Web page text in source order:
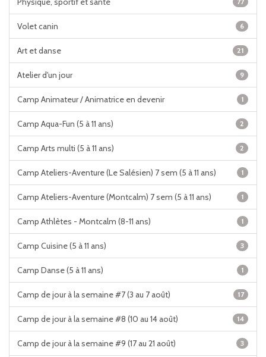
Volet canin 6
Art et danse 21
Atelier d'un jour 9
Camp Animateur / Animatrice en devenir 1
Camp Aqua-Fun (5 à 11 ans) 2
Camp Arts multi (5 à 11 ans) 2
Camp Ateliers-Aventure (Le Salésien) 7 sem (5 à 11 ans) 1
Camp Ateliers-Aventure (Montcalm) 7 sem (5 à 11 ans) 1
Camp Athlètes - Montcalm (8-11 ans) 1
Camp Cuisine (5 à 11 ans) 3
Camp Danse (5 à 11 ans) 1
Camp de jour à la semaine #7 (3 au 7 août) 17
Camp de jour à la semaine #8 (10 au 14 août) 14
Camp de jour à la semaine #9 (17 au 21 août) 3